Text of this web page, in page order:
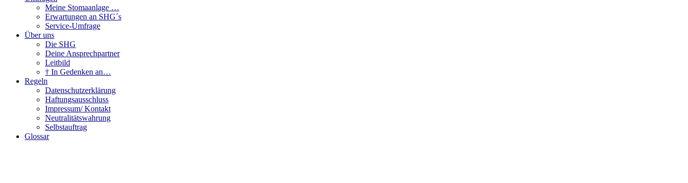
Meine Stomaanlage …
Erwartungen an SHG´s
Service-Umfrage
Über uns
Die SHG
Deine Ansprechpartner
Leitbild
† In Gedenken an…
Regeln
Datenschutzerklärung
Haftungsausschluss
Impressum/ Kontakt
Neutralitätswahrung
Selbstauftrag
Glossar